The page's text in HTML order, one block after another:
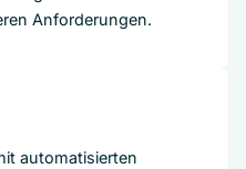
Anforderungen.
automatisierten